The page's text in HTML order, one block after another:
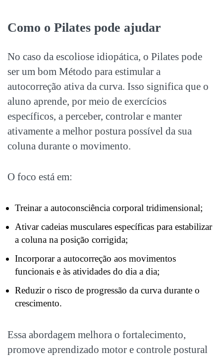
Como o Pilates pode ajudar
No caso da escoliose idiopática, o Pilates pode
ser um bom Método para estimular a
autocorreção ativa da curva. Isso significa que o
aluno aprende, por meio de exercícios
específicos, a perceber, controlar e manter
ativamente a melhor postura possível da sua
coluna durante o movimento.
O foco está em:
Treinar a autoconsciência corporal tridimensional;
Ativar cadeias musculares específicas para estabilizar
a coluna na posição corrigida;
Incorporar a autocorreção aos movimentos
funcionais e às atividades do dia a dia;
Reduzir o risco de progressão da curva durante o
crescimento.
Essa abordagem melhora o fortalecimento,
promove aprendizado motor e controle postural